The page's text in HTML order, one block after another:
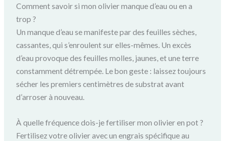
Comment savoir si mon olivier manque d’eau ou en a
trop ?
Un manque d’eau se manifeste par des feuilles sèches,
cassantes, qui s’enroulent sur elles-mêmes. Un excès
d’eau provoque des feuilles molles, jaunes, et une terre
constamment détrempée. Le bon geste : laissez toujours
sécher les premiers centimètres de substrat avant
d’arroser à nouveau.
À quelle fréquence dois-je fertiliser mon olivier en pot ?
Fertilisez votre olivier avec un engrais spécifique au